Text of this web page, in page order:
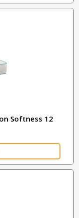
Softness 12